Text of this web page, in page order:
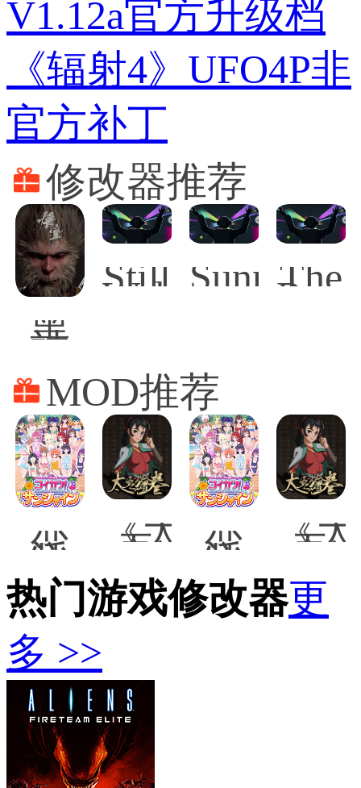
V1.12a官方升级档
《辐射4》UFO4P非
官方补丁
修改器推荐
黑
神
话
悟
空
修
改
器
Still
Wakes The
MOD推荐
恋
活
Sunshine
塞
尔
达
女
装
林
克
MOD
《太
吾
绘
卷》
过
月
动
收
获
建
筑
MOD
恋
活
Sunshine
西
风
《太
吾
绘
卷》
正
式
热门游戏修改器更
多 >>